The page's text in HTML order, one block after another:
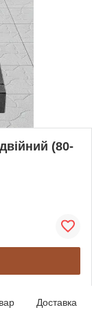
(80-
Доставка